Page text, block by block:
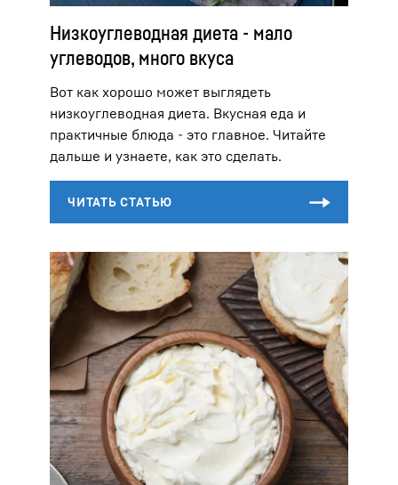
Низкоуглеводная диета - мало
углеводов, много вкуса
Вот как хорошо может выглядеть
низкоуглеводная диета. Вкусная еда и
практичные блюда - это главное. Читайте
дальше и узнаете, как это сделать.